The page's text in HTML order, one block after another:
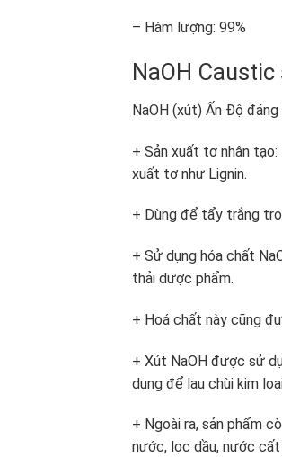
– Hàm lượng: 99%
NaOH Caustic
NaOH (xút) Ấn Độ
+ Sản xuất tơ nhân
xuất tơ như Lignin.
+ Dùng để tẩy trắng
+ Sử dụng hóa chất
thải dược phẩm.
+ Hoá chất này cũng
+ Xút NaOH được sử
dụng để lau chùi kim
+ Ngoài ra, sản phẩm
nước, lọc dầu, nước